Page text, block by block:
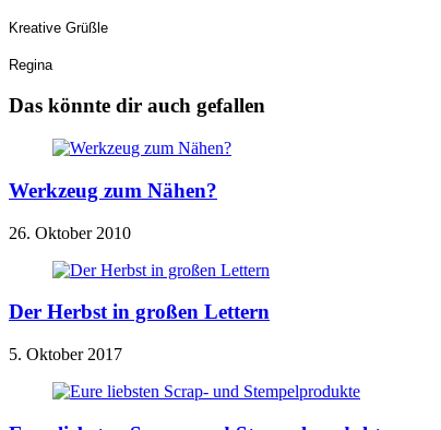
Kreative Grüßle
Regina
Das könnte dir auch gefallen
Werkzeug zum Nähen?
26. Oktober 2010
Der Herbst in großen Lettern
5. Oktober 2017